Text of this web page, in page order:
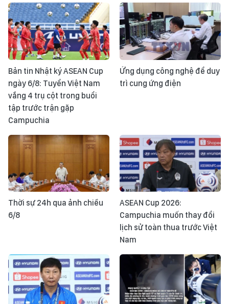
Bản tin Nhật ký ASEAN Cup
ngày 6/8: Tuyển Việt Nam
vắng 4 trụ cột trong buổi
tập trước trận gặp
Campuchia
Ứng dụng công nghệ để duy
trì cung ứng điện
Thời sự 24h qua ảnh chiều
6/8
ASEAN Cup 2026:
Campuchia muốn thay đổi
lịch sử toàn thua trước Việt
Nam